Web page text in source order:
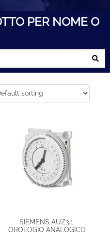
PER NOME O
SIEMENS AUZ3.1,
OROLOGIO ANALOGICO